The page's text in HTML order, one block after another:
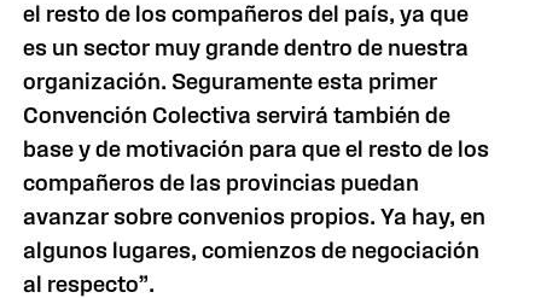
el resto de los compañeros del país, ya que
es un sector muy grande dentro de nuestra
organización. Seguramente esta primer
Convención Colectiva servirá también de
base y de motivación para que el resto de los
compañeros de las provincias puedan
avanzar sobre convenios propios. Ya hay, en
algunos lugares, comienzos de negociación
al respecto”.